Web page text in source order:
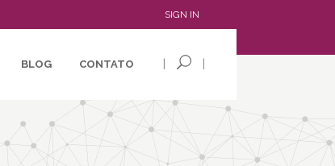
SIGN IN
BLOG CONTATO | |